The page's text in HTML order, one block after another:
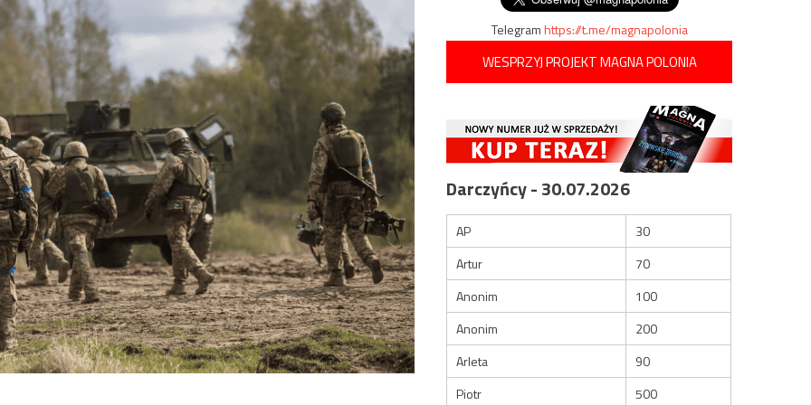
Telegramhttps://t.me/magnapolonia
WESPRZYJ PROJEKT MAGNA POLONIA
Darczyńcy - 30.07.2026
AP
30
Artur
70
Anonim
100
Anonim
200
Arleta
90
Piotr
500